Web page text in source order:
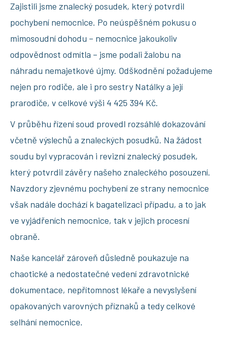
Zajistili jsme znalecký posudek, který potvrdil
pochybení nemocnice. Po neúspěšném pokusu o
mimosoudní dohodu – nemocnice jakoukoliv
odpovědnost odmítla – jsme podali žalobu na
náhradu nemajetkové újmy. Odškodnění požadujeme
nejen pro rodiče, ale i pro sestry Natálky a její
prarodiče, v celkové výši 4 425 394 Kč.
V průběhu řízení soud provedl rozsáhlé dokazování
včetně výslechů a znaleckých posudků. Na žádost
soudu byl vypracován i revizní znalecký posudek,
který potvrdil závěry našeho znaleckého posouzení.
Navzdory zjevnému pochybení ze strany nemocnice
však nadále dochází k bagatelizaci případu, a to jak
ve vyjádřeních nemocnice, tak v jejich procesní
obraně.
Naše kancelář zároveň důsledně poukazuje na
chaotické a nedostatečné vedení zdravotnické
dokumentace, nepřítomnost lékaře a nevyslyšení
opakovaných varovných příznaků a tedy celkové
selhání nemocnice.